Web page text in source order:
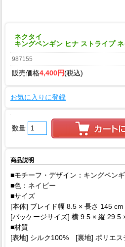
ネクタイ
キングペンギン ヒナ ストライプ
987155
販売価格4,400円(税込)
お気に入りに登録
数量
商品説明
■モチーフ・デザイン：キングペン
■色：ネイビー
■サイズ
[本体] ブレイド幅 8.5 × 長さ 145 cm
[パッケージサイズ] 横 9.5 × 縦 29.5
■材質
[表地] シルク100% [裏地] ポリエス